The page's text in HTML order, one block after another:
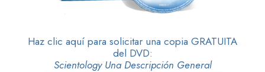
Haz clic aquí para solicitar una copia GRATUITA
del DVD:
Scientology Una Descripción General